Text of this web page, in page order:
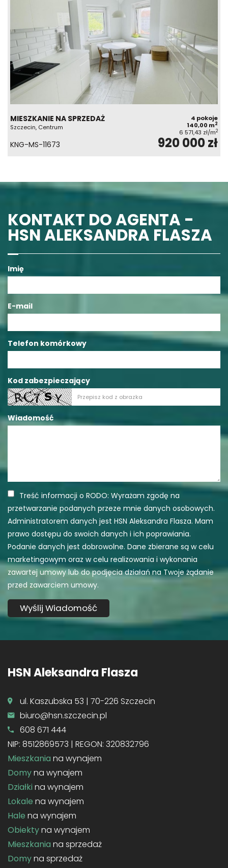
MIESZKANIE NA SPRZEDAŻ
Szczecin, Centrum
4 pokoje
140,00 m2
6 571,43 zł/m2
KNG-MS-11673 920 000 zł
KONTAKT DO AGENTA -
HSN ALEKSANDRA FLASZA
Imię
E-mail
Telefon komórkowy
Kod zabezpieczający
Wiadomość
Treść informacji o RODO: Wyrażam zgodę na
przetwarzanie podanych przeze mnie danych osobowych.
Administratorem danych jest HSN Aleksandra Flasza. Mam
prawo dostępu do swoich danych i ich poprawiania.
Podanie danych jest dobrowolne. Dane zbierane są w celu
marketingowym oraz w celu realizowania i wykonania
zawartej umowy lub do podjęcia działań na Twoje żądanie
przed zawarciem umowy.
HSN Aleksandra Flasza
ul. Kaszubska 53 | 70-226 Szczecin
biuro@hsn.szczecin.pl
608 671 444
NIP: 8512869573 | REGON: 320832796
Mieszkania na wynajem
Domyna wynajem
Działki na wynajem
Lokale na wynajem
Hale na wynajem
Obiektyna wynajem
Mieszkania na sprzedaż
Domyna sprzedaż